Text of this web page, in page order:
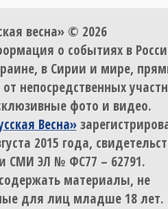
весна» © 2026
о событиях в
в Сирии и мире,
непосредственных
фото и видео.
Весна»
2015 года,
СМИ ЭЛ № ФС77 – 62791.
материалы, не
для лиц младше 18 лет.